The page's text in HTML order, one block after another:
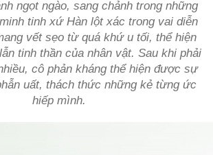
ngọt ngào, sang chảnh trong những
tinh xứ Hàn lột xác trong vai diễn
vết sẹo từ quá khứ u tối, thể hiện
tinh thần của nhân vật. Sau khi phải
cô phản kháng thể hiện được sự
uất, thách thức những kẻ từng ức
hiếp mình.